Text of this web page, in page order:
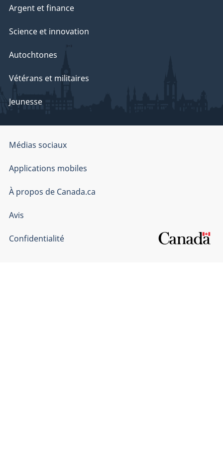
Argent et finance
Science et innovation
Autochtones
Vétérans et militaires
Jeunesse
Organisation
du
gouvernement
du
Canada
Médias sociaux
Applications mobiles
À propos de Canada.ca
Avis
Confidentialité